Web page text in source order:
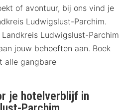
of avontuur, bij ons vind je
Ludwigslust-Parchim.
Landkreis Ludwigslust-Parchim
jouw behoeften aan. Boek
alle gangbare
je hotelverblijf in